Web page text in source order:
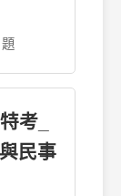
考_
民事